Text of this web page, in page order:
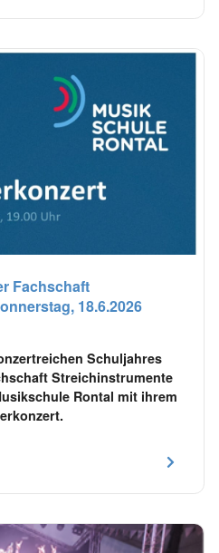
Fachschaft
18.6.2026
Schuljahres
Streichinstrumente
Rontal mit ihrem